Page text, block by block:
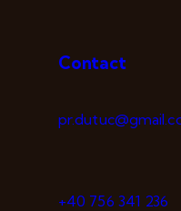
Contact
+40 756 341 236